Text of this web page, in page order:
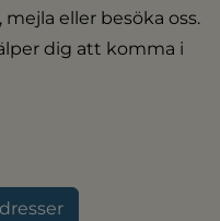
eller besöka oss.
dig att komma i